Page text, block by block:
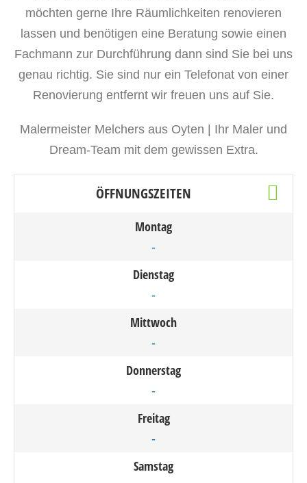
möchten gerne Ihre Räumlichkeiten renovieren
lassen und benötigen eine Beratung sowie einen
Fachmann zur Durchführung dann sind Sie bei uns
genau richtig. Sie sind nur ein Telefonat von einer
Renovierung entfernt wir freuen uns auf Sie.
Malermeister Melchers aus Oyten | Ihr Maler und
Dream-Team mit dem gewissen Extra.
ÖFFNUNGSZEITEN
Montag
-
Dienstag
-
Mittwoch
-
Donnerstag
-
Freitag
-
Samstag